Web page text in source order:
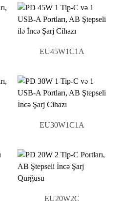
EU45W1C1A
EU30W1C1A
EU20W2C